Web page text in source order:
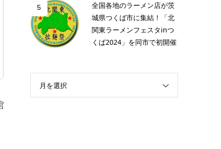
5
全国各地のラーメン店が茨
城県つくば市に集結！「北
関東ラーメンフェスタinつ
くば2024」を同市で初開催
月を選択